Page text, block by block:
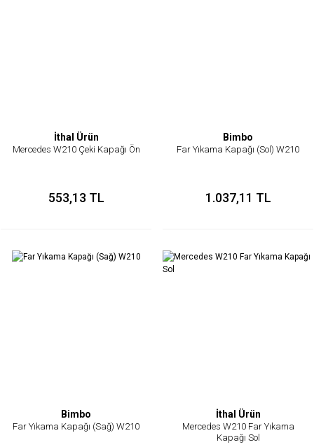
İthal Ürün
Mercedes W210 Çeki Kapağı Ön
553,13 TL
Bimbo
Far Yıkama Kapağı (Sol) W210
1.037,11 TL
Bimbo
Far Yıkama Kapağı (Sağ) W210
İthal Ürün
Mercedes W210 Far Yıkama
Kapağı Sol